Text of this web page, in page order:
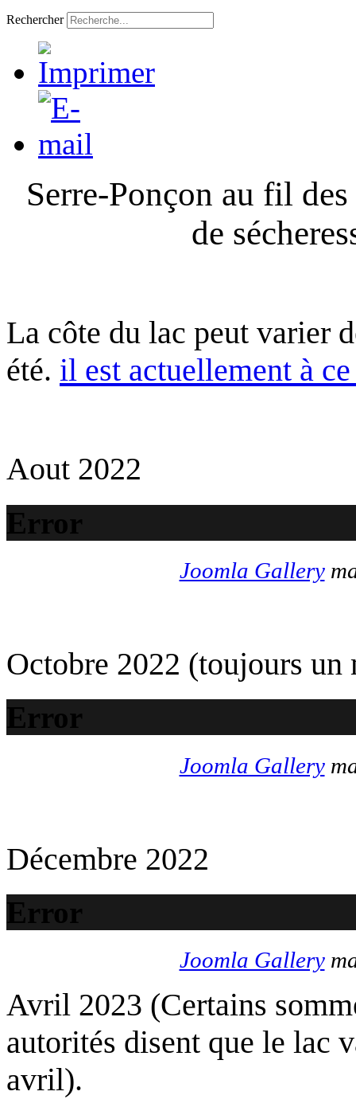
Rechercher
Serre-Ponçon au fil
de
La côte du lac peut varier
été. il est actuellement à
Aout 2022
Error
Joomla Gallery
Octobre 2022 (toujours un
Error
Joomla Gallery
Décembre 2022
Error
Joomla Gallery
Avril 2023 (Certains
autorités disent que le lac
avril).